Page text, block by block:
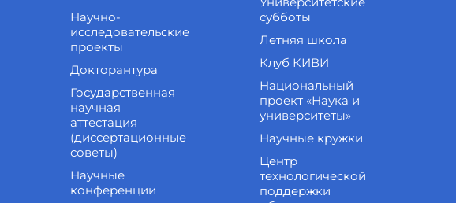
Научно-
исследовательские
проекты
Докторантура
Государственная
научная
аттестация
(диссертационные
советы)
Научные
конференции
субботы
Летняя школа
Клуб КИВИ
Национальный
проект «Наука и
университеты»
Научные кружки
Центр
технологической
поддержки